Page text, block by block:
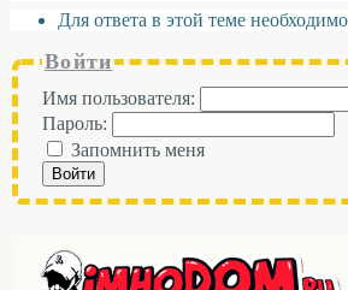
Для ответа в этой теме
Войти
Имя пользователя:
Пароль:
Запомнить меня
Войти